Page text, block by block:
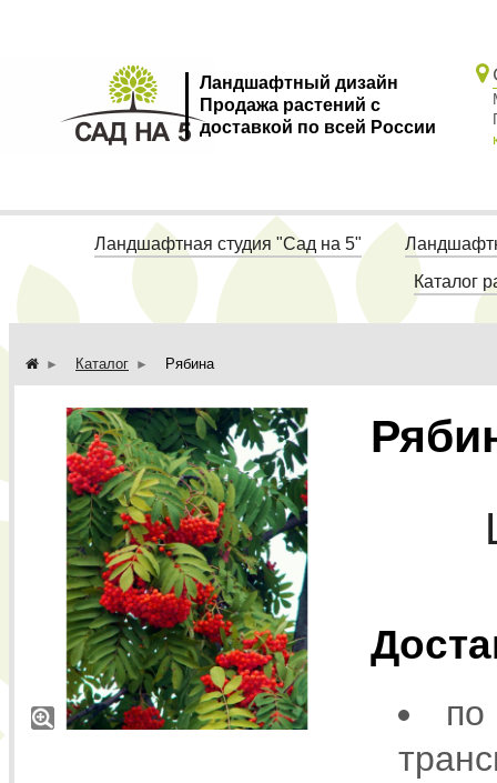
Ландшафтный дизайн
Продажа растений с
доставкой по всей России
Ландшафтная студия "Сад на 5"
Каталог
Каталог Рябина
по